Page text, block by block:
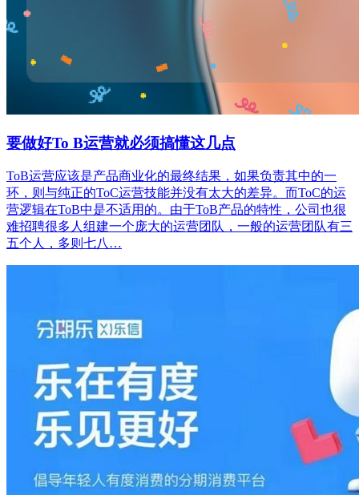
要做好To B运营就必须搞懂这几点
ToB运营应该是产品商业化的最终结果，如果负责其中的一
环，则与纯正的ToC运营技能并没有太大的差异。而ToC的运
营逻辑在ToB中是不适用的。由于ToB产品的特性，公司也很
难招聘很多人组建一个庞大的运营团队，一般的运营团队有三
五个人，多则七八…